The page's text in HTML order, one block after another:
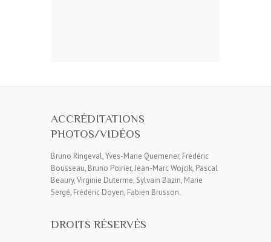
ACCRÉDITATIONS
PHOTOS/VIDÉOS
Bruno Ringeval, Yves-Marie Quemener, Frédéric
Bousseau, Bruno Poirier, Jean-Marc Wojcik, Pascal
Beaury, Virginie Duterme, Sylvain Bazin, Marie
Sergé, Frédéric Doyen, Fabien Brusson.
DROITS RÉSERVÉS